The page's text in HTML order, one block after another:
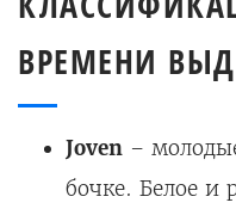
ВРЕМЕНИ
Joven –
бочке. Белое и